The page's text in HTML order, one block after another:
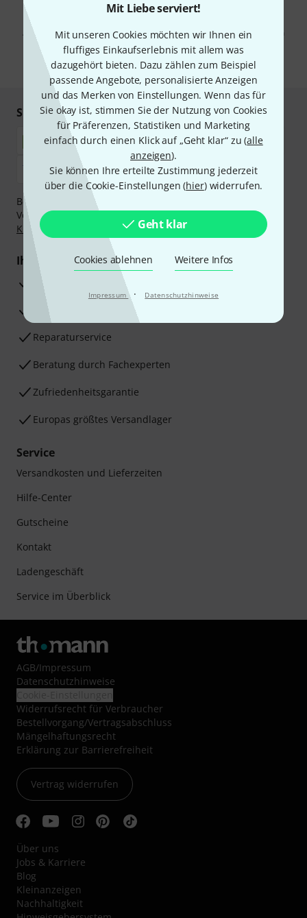
Mit Liebe serviert!
Mit unseren Cookies möchten wir Ihnen ein
fluffiges Einkaufserlebnis mit allem was
dazugehört bieten. Dazu zählen zum Beispiel
passende Angebote, personalisierte Anzeigen
und das Merken von Einstellungen. Wenn das für
Sie okay ist, stimmen Sie der Nutzung von Cookies
für Präferenzen, Statistiken und Marketing
einfach durch einen Klick auf „Geht klar“ zu (alle
anzeigen).
Sie können Ihre erteilte Zustimmung jederzeit
über die Cookie-Einstellungen (hier) widerrufen.
Geht klar
Cookies ablehnen Weitere Infos
Impressum · Datenschutzhinweise
Mit Klick auf „Jetzt anmelden“ stimmen Sie dem Erhalt von E-Mail-
Werbung und einer Messung des E-Mail-Nutzungsverhaltens zu. Die
Abmeldung ist jederzeit möglich. Weitere Informationen finden Sie in
unseren
Datenschutzhinweisen
* Pflichtfeld
Sicher einkaufen & bezahlen
Bezahlen Sie vertraulich und sicher per Nachnahme,
Vorkasse, PayPal, Amazon Pay,Klarna Sofort bezahlen,
Klarna Ratenzahlung
oder Kreditkarte.
Ihre Vorteile
3 Jahre Thomann Garantie
30 Tage Money-Back-Garantie
Reparaturservice
Beratung durch Fachexperten
Zufriedenheitsgarantie
Europas größtes Versandlager
Service
Versandkosten und Lieferzeiten
Hilfe-Center
Gutscheine
Kontakt
Ladengeschäft
Service im Überblick
AGB/Impressum
Datenschutzhinweise
Widerrufsrecht für Verbraucher
Bestellvorgang/Vertragsabschluss
Mängelhaftungsrecht
Erklärung zur Barrierefreiheit
Vertrag widerrufen
Über uns
Jobs & Karriere
Blog
Kleinanzeigen
Nachhaltigkeit